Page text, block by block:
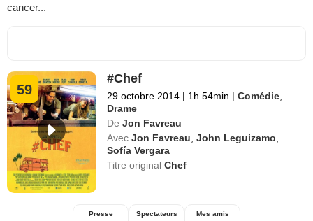
cancer...
59
#Chef
29 octobre 2014 | 1h 54min | Comédie
Drame
De Jon Favreau
Avec Jon Favreau ,John Leguizamo
Sofía Vergara
Titre originalChef
Presse Spectateurs Mes amis